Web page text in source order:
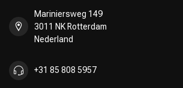
Omvorming
Mariniersweg 149
3011 NK Rotterdam
Nederland
+31 85 808 5957